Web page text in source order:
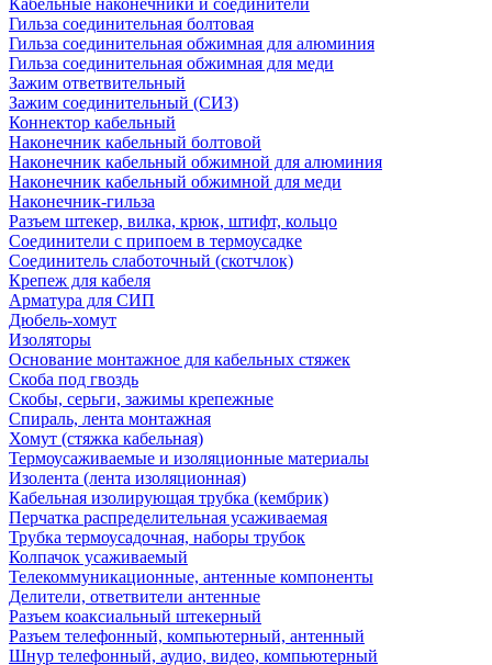
Кабельные наконечники и соединители
Гильза соединительная болтовая
Гильза соединительная обжимная для алюминия
Гильза соединительная обжимная для меди
Зажим ответвительный
Зажим соединительный (СИЗ)
Коннектор кабельный
Наконечник кабельный болтовой
Наконечник кабельный обжимной для алюминия
Наконечник кабельный обжимной для меди
Наконечник-гильза
Разъем штекер, вилка, крюк, штифт, кольцо
Соединители с припоем в термоусадке
Соединитель слаботочный (скотчлок)
Крепеж для кабеля
Арматура для СИП
Дюбель-хомут
Изоляторы
Основание монтажное для кабельных стяжек
Скоба под гвоздь
Скобы, серьги, зажимы крепежные
Спираль, лента монтажная
Хомут (стяжка кабельная)
Термоусаживаемые и изоляционные материалы
Изолента (лента изоляционная)
Кабельная изолирующая трубка (кембрик)
Перчатка распределительная усаживаемая
Трубка термоусадочная, наборы трубок
Колпачок усаживаемый
Телекоммуникационные, антенные компоненты
Делители, ответвители антенные
Разъем коаксиальный штекерный
Разъем телефонный, компьютерный, антенный
Шнур телефонный, аудио, видео, компьютерный